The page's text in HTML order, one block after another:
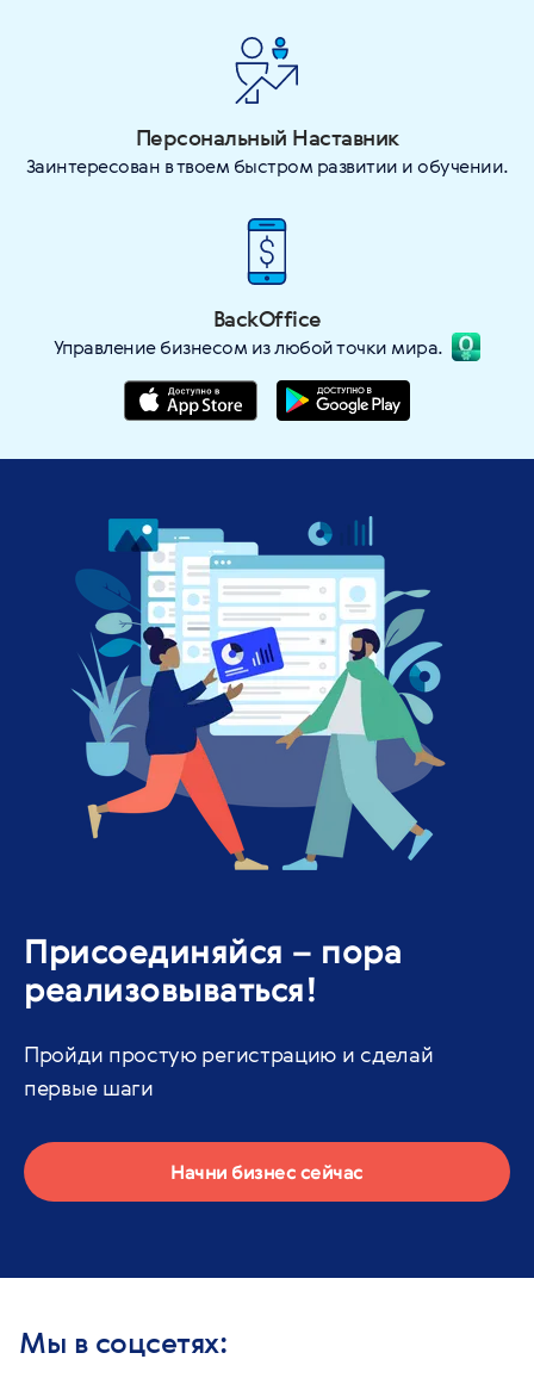
Персональный Наставник
Заинтересован в твоем быстром развитии и обучении.
BackOffice
Управление бизнесом из любой точки мира.
Присоединяйся – пора
реализовываться!
Пройди простую регистрацию и сделай
первые шаги
Начни бизнес сейчас
Мы в соцсетях: